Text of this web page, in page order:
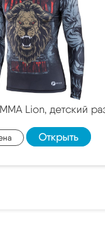
Lion, детский
Открыть